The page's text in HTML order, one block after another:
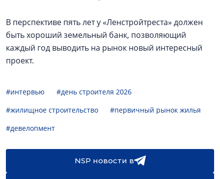
В перспективе пять лет у «Ленстройтреста» должен
быть хороший земельный банк, позволяющий
каждый год выводить на рынок новый интересный
проект.
#интервью
#день строителя 2026
#жилищное строительство
#первичный рынок жилья
#девелопмент
NSP новости в